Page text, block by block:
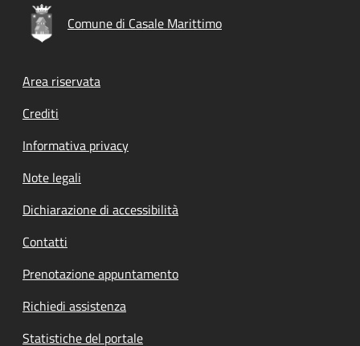
Comune di Casale Marittimo
Footer menu
Area riservata
Crediti
Informativa privacy
Note legali
Dichiarazione di accessibilità
Contatti
Prenotazione appuntamento
Richiedi assistenza
Statistiche del portale